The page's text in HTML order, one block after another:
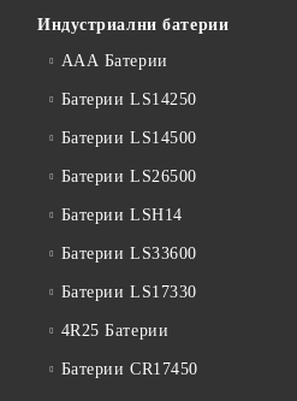
Индустриални батерии
ААА Батерии
Батерии LS14250
Батерии LS14500
Батерии LS26500
Батерии LSH14
Батерии LS33600
Батерии LS17330
4R25 Батерии
Батерии CR17450